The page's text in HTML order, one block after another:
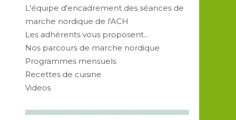
L'équipe d'encadrement des séances de
marche nordique de l'ACH
Les adhérents vous proposent...
Nos parcours de marche nordique
Programmes mensuels
Recettes de cuisine
Videos